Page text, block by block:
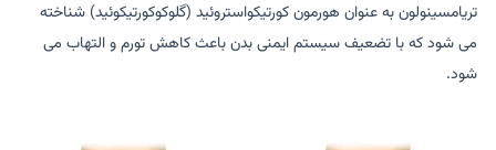
تریامسینولون به عنوان هورمون کورتیکواستروئید (گلوکوکورتیکوئید) شناخته
می شود که با تضعیف سیستم ایمنی بدن باعث کاهش تورم و التهاب می
شود.